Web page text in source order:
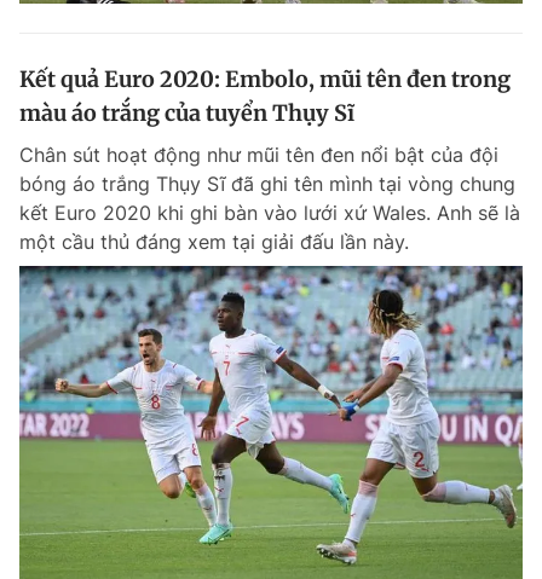
Kết quả Euro 2020: Embolo, mũi tên đen trong
màu áo trắng của tuyển Thụy Sĩ
Chân sút hoạt động như mũi tên đen nổi bật của đội
bóng áo trắng Thụy Sĩ đã ghi tên mình tại vòng chung
kết Euro 2020 khi ghi bàn vào lưới xứ Wales. Anh sẽ là
một cầu thủ đáng xem tại giải đấu lần này.